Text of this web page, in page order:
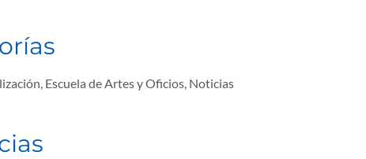
, Escuela de Artes y Oficios, Noticias